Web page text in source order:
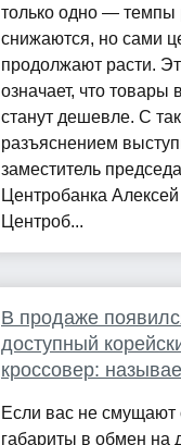
только одно — темпы
снижаются, но сами
продолжают расти.
означает, что товары
станут дешевле. С
разъяснением
заместитель
Центробанка
Центроб...
В продаже
доступный
кроссовер:
Если вас не смущают
габариты в обмен на